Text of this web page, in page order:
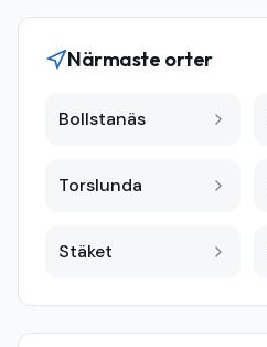
Närmaste orter
Bollstanäs
Torslunda
Stäket